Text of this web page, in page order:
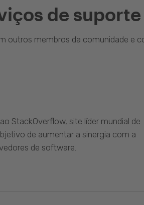
de
outros membros da comunidade e
StackOverflow, site líder mundial de
de aumentar a sinergia com a
de software.